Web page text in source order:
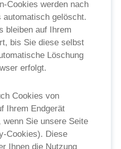
Cookies werden nach
automatisch gelöscht.
bleiben auf Ihrem
bis Sie diese selbst
Löschung
erfolgt.
Cookies von
Ihrem Endgerät
Sie unsere Seite
Cookies). Diese
Ihnen die Nutzung